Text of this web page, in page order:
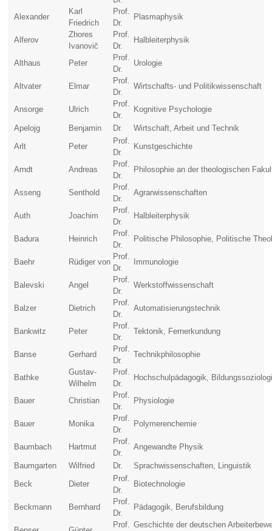
Alexander
Karl
Friedrich
Prof.
Dr.
Plasmaphysik
Alferov
Zhores
Ivanovič
Prof.
Dr.
Halbleiterphysik
Althaus Peter
Prof.
Dr.
Urologie
Altvater Elmar
Prof.
Dr.
Wirtschafts- und Politikwissenschaft
Ansorge Ulrich
Prof.
Dr.
Kognitive Psychologie
Apelojg Benjamin Dr.
Wirtschaft, Arbeit und Technik
Arlt
Peter
Prof.
Dr.
Kunstgeschichte
Arndt Andreas
Prof.
Dr.
Philosophie an der theologischen
Asseng Senthold
Prof.
Dr.
Agrarwissenschaften
Auth Joachim
Prof.
Dr.
Halbleiterphysik
Badura Heinrich
Prof.
Dr.
Politische Philosophie, Politische
Baehr Rüdiger von
Prof.
Dr.
Immunologie
Balevski Angel
Prof.
Dr.
Werkstoffwissenschaft
Balzer Dietrich
Prof.
Dr.
Automatisierungstechnik
Bankwitz Peter
Prof.
Dr.
Tektonik, Fernerkundung
Banse Gerhard
Prof.
Dr.
Technikphilosophie
Bathke
Gustav-
Wilhelm
Prof.
Dr.
Hochschulpädagogik,
Bauer Christian
Prof.
Dr.
Physiologie
Bauer Monika
Prof.
Dr.
Polymerenchemie
Baumbach Hartmut
Prof.
Dr.
Angewandte Physik
Baumgarten Wilfried Dr.
Sprachwissenschaften, Linguistik
Beck
Dieter
Prof.
Dr.
Biotechnologie
Beckmann Bernhard
Prof.
Dr.
Pädagogik, Berufsbildung
Prof.
Geschichte der deutschen